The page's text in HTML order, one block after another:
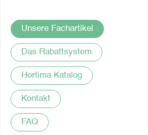
Unsere Fachartikel
Das Rabattsystem
Hortima Katalog
Kontakt
FAQ